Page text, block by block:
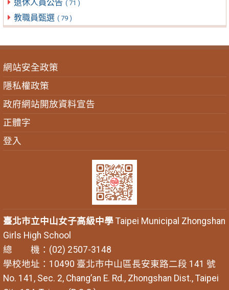
退休人員公告 ( 71 )
教職員甄選 ( 79 )
網站安全政策
隱私權政策
政府網站開放資料宣告
正體字
登入
臺北市立中山女子高級中學Taipei Municipal Zhongshan
Girls High School
總 機：(02) 2507-3148
學校地址：10490 臺北市中山區長安東路二段 141 號
No. 141, Sec. 2, Chang’an E. Rd., Zhongshan Dist., Taipei